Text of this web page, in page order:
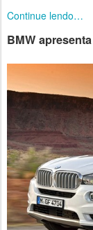
Continue lendo…
BMW